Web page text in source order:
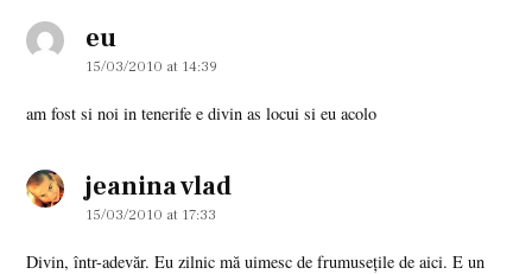
eu
15/03/2010 at 14:39
am fost si noi in tenerife e divin as locui si eu acolo
jeanina vladsays:
15/03/2010 at 17:33
Divin, într-adevăr. Eu zilnic mă uimesc de frumuseţile de aici. E un